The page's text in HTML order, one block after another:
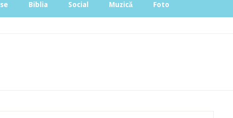
Biblia Social Muzică Foto